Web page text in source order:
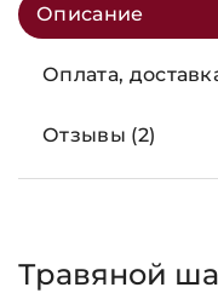
Описание
Оплата,
Отзывы (2)
Травяной